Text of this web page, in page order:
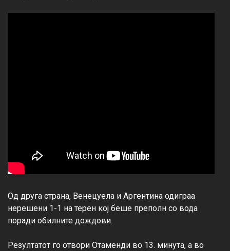
Од друга страна, Венецуела и Аргентина одиграа
нерешени 1-1 на терен кој беше преполн со вода
поради обилните дождови.
Резултатот го отвори Отаменди во 13. минута, а во